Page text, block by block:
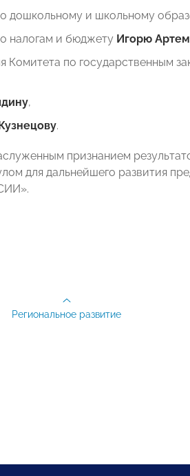
дошкольному и школьному
налогам и бюджету Игорю
Комитета по государственным
,
.
признанием
для дальнейшего развития
Региональное развитие